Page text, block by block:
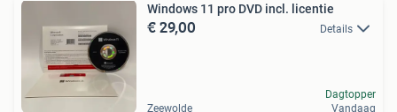
Windows 11 pro DVD incl. licentie
€ 29,00 Details
Zeewolde
Dagtopper
Vandaag